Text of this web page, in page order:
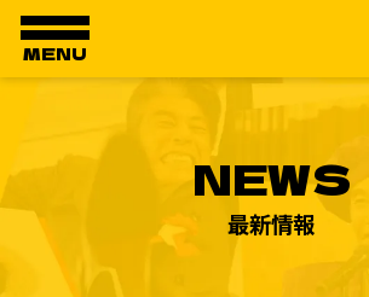
MENU
NEWS
最新情報